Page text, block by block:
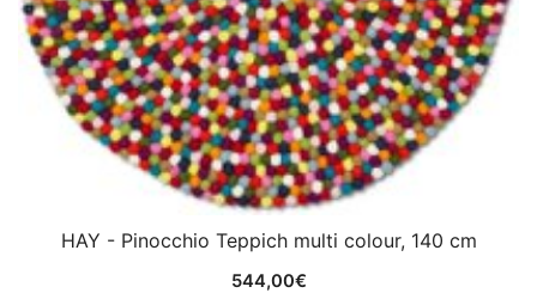
HAY - Pinocchio Teppich multi colour, 140 cm
544,00€